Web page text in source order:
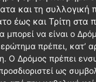
και τη συλλογική
έως και Τρίτη στα
μπορεί να είναι ο
πρέπει, κατ’
Ο Δρόμος πρέπει
ως